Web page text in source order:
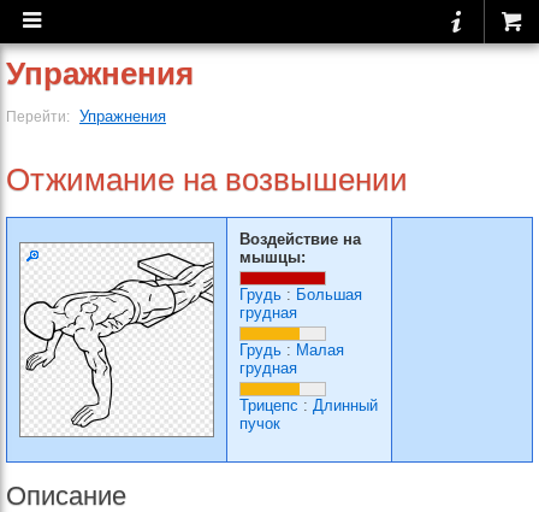
Упражнения
Перейти: Упражнения
Отжимание на возвышении
Воздействие на
мышцы:
Грудь : Большая
грудная
Грудь : Малая
грудная
Трицепс : Длинный
пучок
Описание